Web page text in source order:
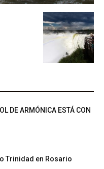
DE ARMÓNICA ESTÁ CON
Trinidad en Rosario